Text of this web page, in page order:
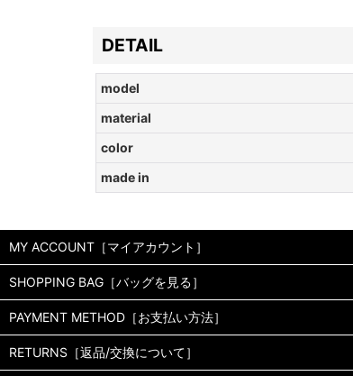
DETAIL
model
material
color
made in
MY ACCOUNT［マイアカウント］
SHOPPING BAG［バッグを見る］
PAYMENT METHOD［お支払い方法］
RETURNS［返品/交換について］